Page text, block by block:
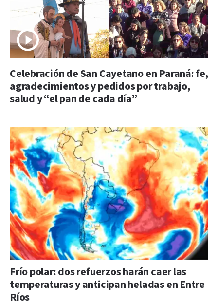
Celebración de San Cayetano en Paraná: fe,
agradecimientos y pedidos por trabajo,
salud y “el pan de cada día”
Frío polar: dos refuerzos harán caer las
temperaturas y anticipan heladas en Entre
Ríos